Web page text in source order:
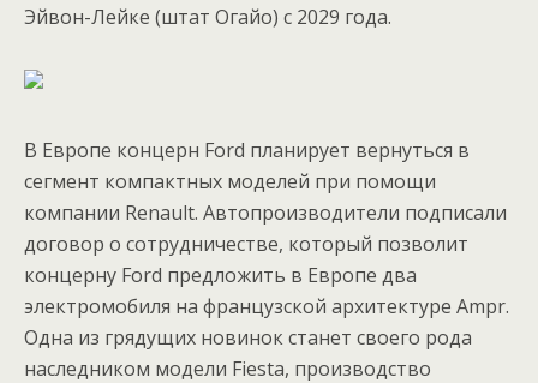
Эйвон-Лейке (штат Огайо) с 2029 года.
В Европе концерн Ford планирует вернуться в
сегмент компактных моделей при помощи
компании Renault. Автопроизводители подписали
договор о сотрудничестве, который позволит
концерну Ford предложить в Европе два
электромобиля на французской архитектуре Ampr.
Одна из грядущих новинок станет своего рода
наследником модели Fiesta, производство